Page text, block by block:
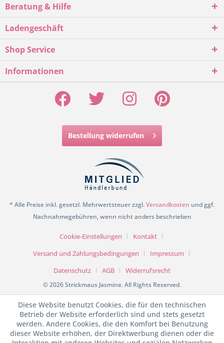
Beratung & Hilfe
Ladengeschäft
Shop Service
Informationen
Bestellung widerrufen
* Alle Preise inkl. gesetzl. Mehrwertsteuer zzgl.Versandkosten und ggf.
Nachnahmegebühren, wenn nicht anders beschrieben
Cookie-Einstellungen
Kontakt
Versand und Zahlungsbedingungen
Impressum
Datenschutz
AGB Widerrufsrecht
© 2026 Strickmaus Jasmine. All Rights Reserved.
Diese Website benutzt Cookies, die für den technischen
Betrieb der Website erforderlich sind und stets gesetzt
werden. Andere Cookies, die den Komfort bei Benutzung
dieser Website erhöhen, der Direktwerbung dienen oder die